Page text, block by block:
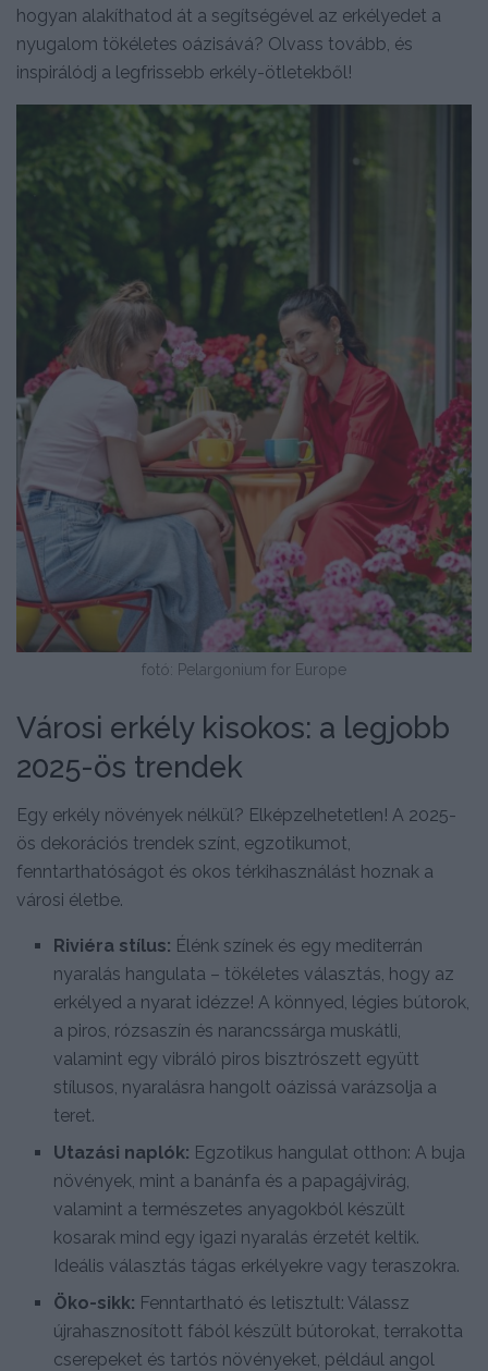
hogyan alakíthatod át a segítségével az erkélyedet a
nyugalom tökéletes oázisává? Olvass tovább, és
inspirálódj a legfrissebb erkély-ötletekből!
fotó: Pelargonium for Europe
Városi erkély kisokos: a legjobb
2025-ös trendek
Egy erkély növények nélkül? Elképzelhetetlen! A 2025-
ös dekorációs trendek színt, egzotikumot,
fenntarthatóságot és okos térkihasználást hoznak a
városi életbe.
Riviéra stílus: Élénk színek és egy mediterrán
nyaralás hangulata – tökéletes választás, hogy az
erkélyed a nyarat idézze! A könnyed, légies bútorok,
a piros, rózsaszín és narancssárga muskátli,
valamint egy vibráló piros bisztrószett együtt
stílusos, nyaralásra hangolt oázissá varázsolja a
teret.
Utazási naplók: Egzotikus hangulat otthon: A buja
növények, mint a banánfa és a papagájvirág,
valamint a természetes anyagokból készült
kosarak mind egy igazi nyaralás érzetét keltik.
Ideális választás tágas erkélyekre vagy teraszokra.
Öko-sikk: Fenntartható és letisztult: Válassz
újrahasznosított fából készült bútorokat, terrakotta
cserepeket és tartós növényeket, például angol